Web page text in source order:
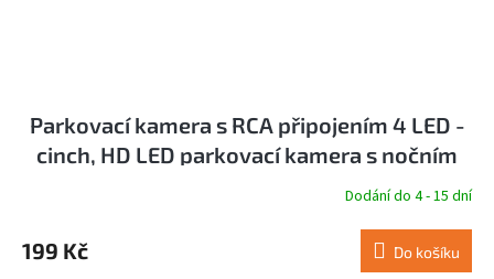
Parkovací kamera s RCA připojením 4 LED -
cinch, HD LED parkovací kamera s nočním
Dodání do 4 - 15 dní
199 Kč Do košíku